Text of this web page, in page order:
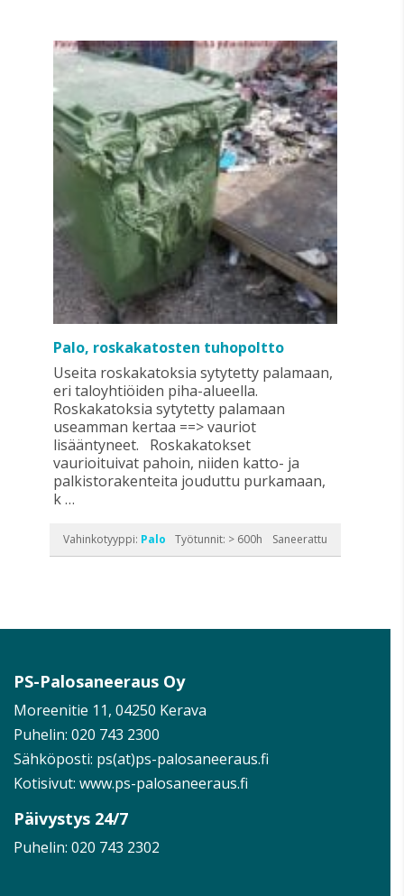
Palo, roskakatosten tuhopoltto
Useita roskakatoksia sytytetty palamaan,
eri taloyhtiöiden piha-alueella.
Roskakatoksia sytytetty palamaan
useamman kertaa ==> vauriot
lisääntyneet. Roskakatokset
vaurioituivat pahoin, niiden katto- ja
palkistorakenteita jouduttu purkamaan,
k …
Saneerattu
Vahinkotyyppi: Palo Työtunnit: > 600h
PS-Palosaneeraus Oy
Moreenitie 11, 04250 Kerava
Puhelin: 020 743 2300
Sähköposti: ps(at)ps-palosaneeraus.fi
Kotisivut: www.ps-palosaneeraus.fi
Päivystys 24/7
Puhelin: 020 743 2302